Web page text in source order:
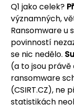
Q1 jako celek?
významných,
Ransomware u
povinností
se nic nedělo.
(a to jsou
ransomware
(CSIRT.CZ), ne
statistikách